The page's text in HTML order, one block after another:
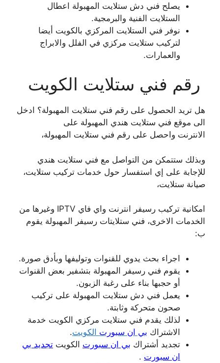
يصلح فني دش ستلايت المهبولة اعطال
الستلايت الفنية والبرمجية.
نوفر فني الستلايت المركزي بالكويت أيضا
لتركيب ستلايت مركزي في الفلل والابراج
والعمارات.
رقم فني ستلايت الكويت
هل تريد الحصول على رقم فني ستلايت المهبولة؟ ادخل
الى موقع فني ستلايت هندي المهبولة على
الانترنت واحصل على رقم فني ستلايت المهبولة،
وبذلك ستتمكن من التواصل مع فني ستلايت هندي
للإجابة على إي استفسار حول خدمات تركيب ستلايت،
صيانة ستلايت،
امكانية تركيب رسيفر انترنت واي فاي IPTV وغيرها من
الخدمات الاخرى، فني ستلايتات رسيفر المهبولة يقوم
ب:
اجراء بحث يدوي للقنوات وتوليفها وبأدق صورة.
يقوم فني رسيفر المهبولة بتشفير بعض القنوات
أو حجبها بناء على رغبة الزبون.
يعمل فني دش ستلايت المهبولة على تركيب
صحون متحركة وثابتة.
لذلك يقدم فني ستلايت مركزي الكويت خدمة
الاشتراك بي ان سبورت الكويت.
تجديد أشتراك بي ان سبورت الكويت تجديد بي
ان سبورت .